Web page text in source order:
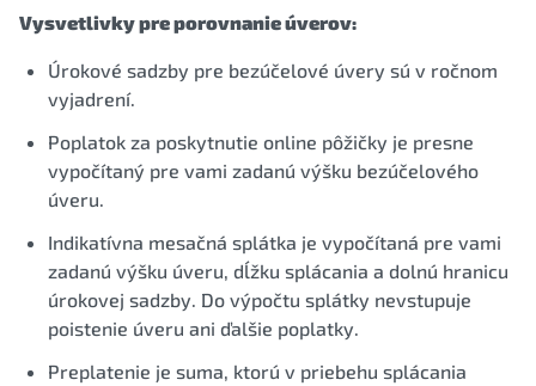
Vysvetlivky pre porovnanie úverov:
Úrokové sadzby pre bezúčelové úvery sú v ročnom
vyjadrení.
Poplatok za poskytnutie online pôžičky je presne
vypočítaný pre vami zadanú výšku bezúčelového
úveru.
Indikatívna mesačná splátka je vypočítaná pre vami
zadanú výšku úveru, dĺžku splácania a dolnú hranicu
úrokovej sadzby. Do výpočtu splátky nevstupuje
poistenie úveru ani ďalšie poplatky.
Preplatenie je suma, ktorú v priebehu splácania